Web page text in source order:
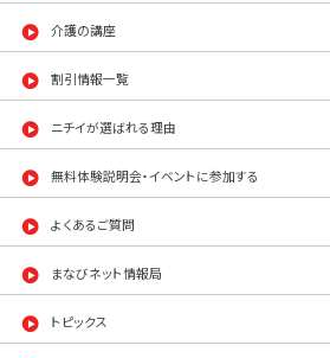
介護の講座
割引情報一覧
ニチイが選ばれる理由
無料体験説明会・イベントに参加する
よくあるご質問
まなびネット情報局
トピックス